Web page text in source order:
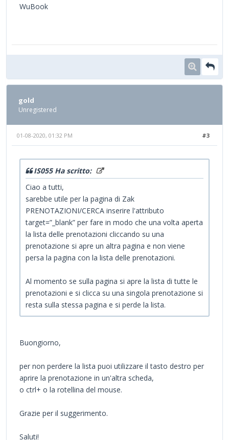
WuBook
gold
Unregistered
#3
01-08-2020, 01:32 PM
IS055 Ha scritto:
Ciao a tutti,
sarebbe utile per la pagina di Zak
PRENOTAZIONI/CERCA inserire l'attributo
target=”_blank” per fare in modo che una volta aperta
la lista delle prenotazioni cliccando su una
prenotazione si apre un altra pagina e non viene
persa la pagina con la lista delle prenotazioni.
Al momento se sulla pagina si apre la lista di tutte le
prenotazioni e si clicca su una singola prenotazione si
resta sulla stessa pagina e si perde la lista.
Buongiorno,
per non perdere la lista puoi utilizzare il tasto destro per
aprire la prenotazione in un'altra scheda,
o ctrl+ o la rotellina del mouse.
Grazie per il suggerimento.
Saluti!